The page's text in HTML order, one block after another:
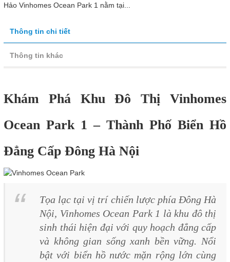
Hảo Vinhomes Ocean Park 1 nằm tại...
Thông tin chi tiết
Thông tin khác
Khám Phá Khu Đô Thị Vinhomes
Ocean Park 1 – Thành Phố Biển Hồ
Đẳng Cấp Đông Hà Nội
Tọa lạc tại vị trí chiến lược phía Đông Hà
Nội, Vinhomes Ocean Park 1 là khu đô thị
sinh thái hiện đại với quy hoạch đẳng cấp
và không gian sống xanh bền vững. Nổi
bật với biển hồ nước mặn rộng lớn cùng